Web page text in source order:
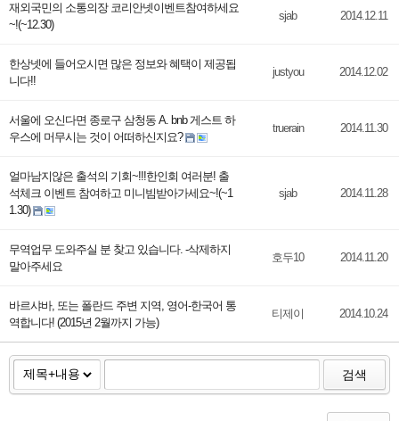
재외국민의 소통의장 코리안넷이벤트참여하세요
~!(~12.30)
sjab 2014.12.11
한상넷에 들어오시면 많은 정보와 혜택이 제공됩
니다!!
justyou 2014.12.02
서울에 오신다면 종로구 삼청동 A. bnb 게스트 하
우스에 머무시는 것이 어떠하신지요?
truerain 2014.11.30
얼마남지않은 출석의 기회~!!!한인회 여러분! 출
석체크 이벤트 참여하고 미니빔받아가세요~!(~1
1.30)
sjab 2014.11.28
무역업무 도와주실 분 찾고 있습니다. -삭제하지
말아주세요
호두10 2014.11.20
바르샤바, 또는 폴란드 주변 지역, 영어-한국어 통
역합니다! (2015년 2월까지 가능)
티제이 2014.10.24
검색